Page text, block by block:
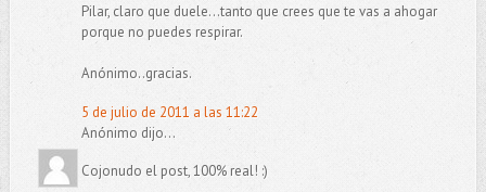
Pilar, claro que duele...tanto que crees que te vas a ahogar
porque no puedes respirar.
Anónimo..gracias.
5 de julio de 2011 a las 11:22
Anónimo dijo...
Cojonudo el post, 100% real! :)